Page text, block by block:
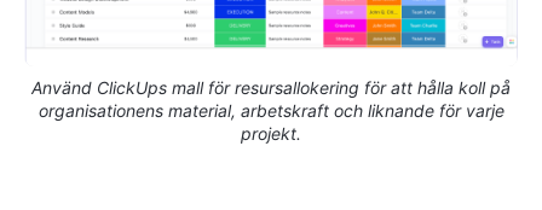
Använd ClickUps mall för resursallokering för att hålla koll på
organisationens material, arbetskraft och liknande för varje
projekt.